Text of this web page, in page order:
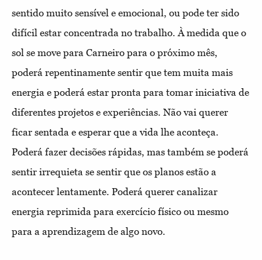
sentido muito sensível e emocional, ou pode ter sido
difícil estar concentrada no trabalho. À medida que o
sol se move para Carneiro para o próximo mês,
poderá repentinamente sentir que tem muita mais
energia e poderá estar pronta para tomar iniciativa de
diferentes projetos e experiências. Não vai querer
ficar sentada e esperar que a vida lhe aconteça.
Poderá fazer decisões rápidas, mas também se poderá
sentir irrequieta se sentir que os planos estão a
acontecer lentamente. Poderá querer canalizar
energia reprimida para exercício físico ou mesmo
para a aprendizagem de algo novo.